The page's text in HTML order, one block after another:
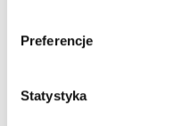
Preferencje
Statystyka
2,5 – 5 ml na kota dziennie
Trwałość: